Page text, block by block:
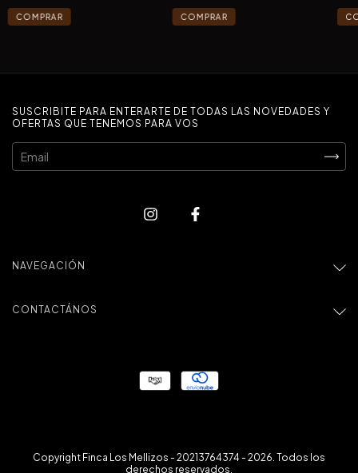
SUSCRIBITE PARA ENTERARTE DE TODAS LAS NOVEDADES Y
OFERTAS QUE TENEMOS PARA VOS
NAVEGACIÓN
CONTACTÁNOS
Copyright Finca Los Mellizos - 20213764374 - 2026. Todos los
derechos reservados.